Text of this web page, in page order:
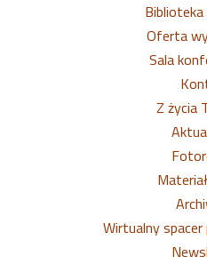
Oferta
Sala
Z życia
Wirtualny